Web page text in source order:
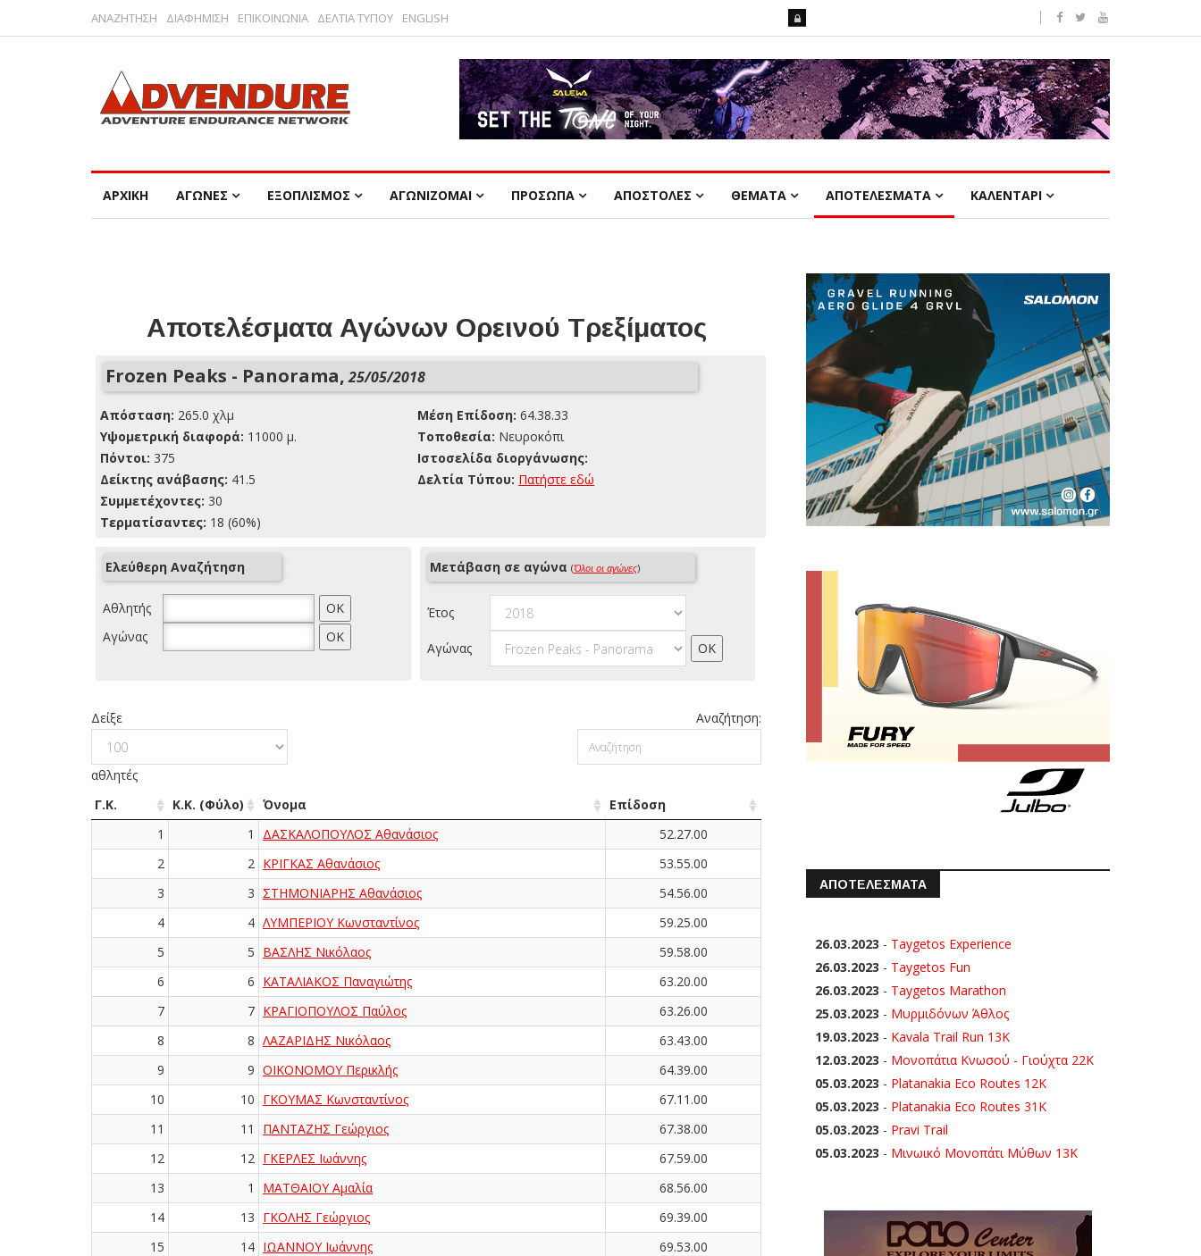
ΑΝΑΖΗΤΗΣΗ ΔΙΑΦΗΜΙΣΗ ΕΠΙΚΟΙΝΩΝΙΑ ΔΕΛΤΙΑ ΤΥΠΟΥ ENGLISH
ΑΡΧΙΚΗ ΑΓΩΝΕΣ ΕΞΟΠΛΙΣΜΟΣ ΑΓΩΝΙΖΟΜΑΙ ΠΡΟΣΩΠΑ ΑΠΟΣΤΟΛΕΣ ΘΕΜΑΤΑ ΑΠΟΤΕΛΕΣΜΑΤΑ ΚΑΛΕΝΤΑΡΙ
Αποτελέσματα Αγώνων Ορεινού Τρεξίματος
Frozen Peaks - Panorama,25/05/2018
Απόσταση: 265.0 χλμ
Yψομετρική διαφορά: 11000 μ.
Πόντοι: 375
Δείκτης ανάβασης: 41.5
Συμμετέχοντες: 30
Τερματίσαντες: 18 (60%)
Μέση Επίδοση: 64.38.33
Τοποθεσία: Νευροκόπι
Ιστοσελίδα διοργάνωσης:
Δελτία Τύπου: Πατήστε εδώ
Ελεύθερη Αναζήτηση
Αθλητής
Αγώνας
Μετάβαση σε αγώνα (Όλοι οι αγώνες)
Έτος
Αγώνας
Δείξε
αθλητές
Αναζήτηση:
Γ.Κ. Κ.Κ. (Φύλο) Όνομα
Επίδοση
1
1 ΔΑΣΚΑΛΟΠΟΥΛΟΣ Αθανάσιος
52.27.00
2
2 ΚΡΙΓΚΑΣ Αθανάσιος
53.55.00
3
3 ΣΤΗΜΟΝΙΑΡΗΣ Αθανάσιος
54.56.00
4
4 ΛΥΜΠΕΡΙΟΥ Κωνσταντίνος
59.25.00
5
5 ΒΑΣΛΗΣ Νικόλαος
59.58.00
6
6 ΚΑΤΑΛΙΑΚΟΣ Παναγιώτης
63.20.00
7
7 ΚΡΑΓΙΟΠΟΥΛΟΣ Παύλος
63.26.00
8
8 ΛΑΖΑΡΙΔΗΣ Νικόλαος
63.43.00
9
9 ΟΙΚΟΝΟΜΟΥ Περικλής
64.39.00
10
10 ΓΚΟΥΜΑΣ Κωνσταντίνος
67.11.00
11
11 ΠΑΝΤΑΖΗΣ Γεώργιος
67.38.00
12
12 ΓΚΕΡΛΕΣ Ιωάννης
67.59.00
13
1 ΜΑΤΘΑΙΟΥ Αμαλία
68.56.00
14
13 ΓΚΟΛΗΣ Γεώργιος
69.39.00
15
14 ΙΩΑΝΝΟΥ Ιωάννης
69.53.00
ΑΠΟΤΕΛΕΣΜΑΤΑ
26.03.2023 - Taygetos Experience
26.03.2023 - Taygetos Fun
26.03.2023 - Taygetos Marathon
25.03.2023 - Μυρμιδόνων Άθλος
19.03.2023 - Kavala Trail Run 13K
12.03.2023 - Μονοπάτια Κνωσού - Γιούχτα 22Κ
05.03.2023 - Platanakia Eco Routes 12K
05.03.2023 - Platanakia Eco Routes 31K
05.03.2023 - Pravi Trail
05.03.2023 - Μινωικό Μονοπάτι Μύθων 13Κ